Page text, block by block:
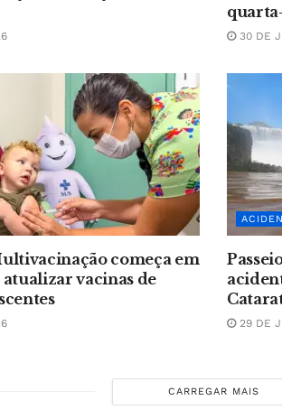
30 DE
começa em
atualizar vacinas de
29 DE
CARREGAR MAIS